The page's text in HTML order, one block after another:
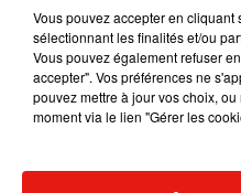
Vous pouvez accepter en cliquant
sélectionnant les finalités et/ou
Vous pouvez également refuser
accepter". Vos préférences ne
pouvez mettre à jour vos choix,
moment via le lien "Gérer les